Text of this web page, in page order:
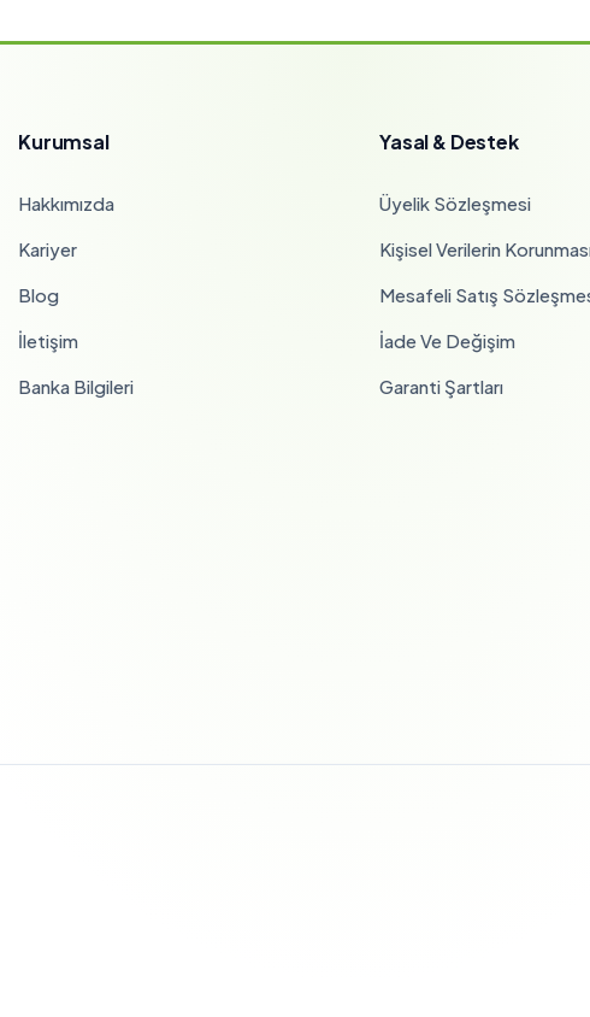
Kurumsal
Hakkımızda
Kariyer
Blog
İletişim
Banka Bilgileri
Yasal & Destek
Üyelik Sözleşmesi
Kişisel Verilerin
Mesafeli Satış
İade Ve Değişim
Garanti Şartları